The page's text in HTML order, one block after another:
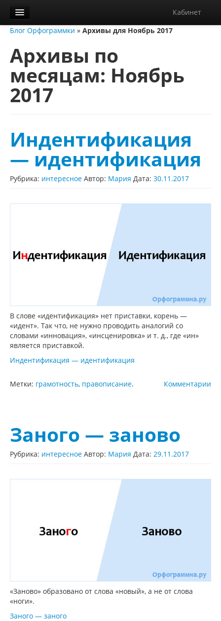
Кабинет
Орфограммка
Библиотека
Блог
О нас
Диктанты
Блог Орфограммки » Архивы для Ноябрь 2017
Архивы по
месяцам: Ноябрь
2017
Индентификация
— идентификация
Рубрика: интересное Автор: Мария Дата: 30.11.2017
В слове «идентификация» нет приставки, корень —
«идент». Так что, не нужно проводить аналогий со
словами «инновация», «инсценировка» и т. д., где «ин»
является приставкой.
Индентификация — идентификация
Комментарии
Метки: грамотность, правописание.
Заного — заново
Рубрика: интересное Автор: Мария Дата: 29.11.2017
«Заново» образовано от слова «новый», а не от слова
«ноги».
Заного — заного